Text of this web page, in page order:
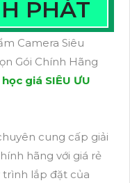
PHÁT
Camera Siêu
Gói Chính Hãng
giá SIÊU ƯU
cung cấp giải
hãng với giá rẻ
trình lắp đặt của